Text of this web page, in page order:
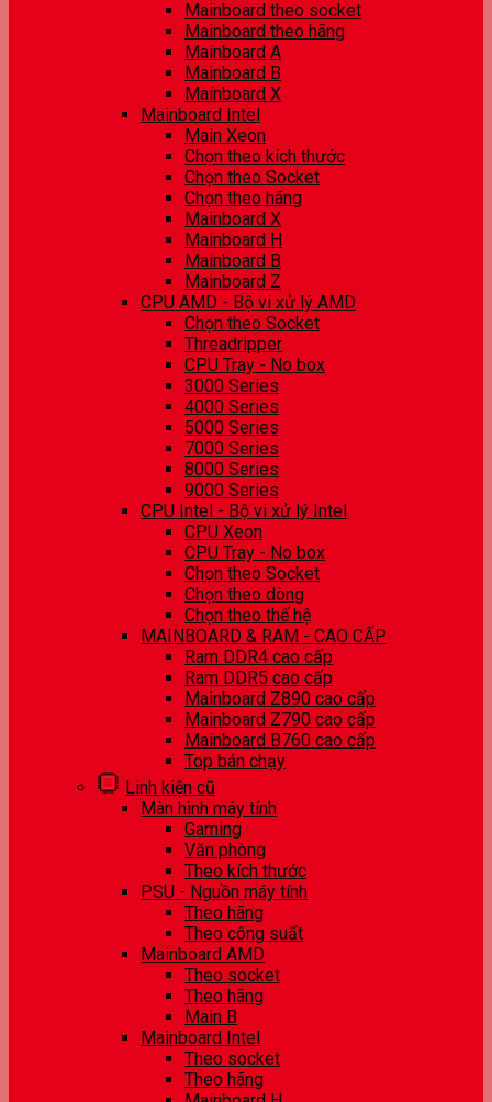
Mainboard theo socket
Mainboard theo hãng
Mainboard A
Mainboard B
Mainboard X
Mainboard Intel
Main Xeon
Chọn theo kích thước
Chọn theo Socket
Chọn theo hãng
Mainboard X
Mainboard H
Mainboard B
Mainboard Z
CPU AMD - Bộ vi xử lý AMD
Chọn theo Socket
Threadripper
CPU Tray - No box
3000 Series
4000 Series
5000 Series
7000 Series
8000 Series
9000 Series
CPU Intel - Bộ vi xử lý Intel
CPU Xeon
CPU Tray - No box
Chọn theo Socket
Chọn theo dòng
Chọn theo thế hệ
MAINBOARD & RAM - CAO CẤP
Ram DDR4 cao cấp
Ram DDR5 cao cấp
Mainboard Z890 cao cấp
Mainboard Z790 cao cấp
Mainboard B760 cao cấp
Top bán chạy
Linh kiện cũ
Màn hình máy tính
Gaming
Văn phòng
Theo kích thước
PSU - Nguồn máy tính
Theo hãng
Theo công suất
Mainboard AMD
Theo socket
Theo hãng
Main B
Mainboard Intel
Theo socket
Theo hãng